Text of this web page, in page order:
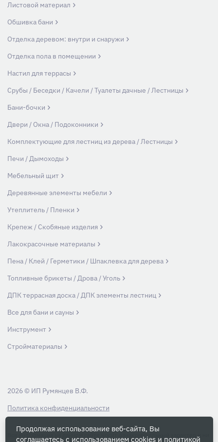
Листовой материал
Обшивка бани
Отделка деревом: внутри и снаружи
Отделка пола в помещении
Настил для террасы
Срубы / Беседки / Качели / Туалеты дачные / Лестницы
Бани-бочки
Двери / Окна / Подоконники
Комплектующие для лестниц из дерева / Лестницы
Печи / Дымоходы
Мебельный щит
Деревянные элементы мебели
Утеплитель / Пленки
Крепеж / Скобяные изделия
Лакокрасочные материалы
Пена / Клей / Герметики / Шпаклевка для дерева
Топливные брикеты / Дрова / Уголь
ДПК террасная доска / ДПК элементы лестниц
Все для бани и сауны
Инструмент
Стройматериалы
Вся информация на данном сайте носит ознакомительный характер и ни
Политика конфиденциальности
2026 © ИП Румянцев В.Ф.
Продолжая использование веб-сайта, Вы
соглашаетесь с использованием cookies и политикой